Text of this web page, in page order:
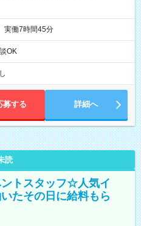
実働7時間45分
OK
募する 詳細へ
読
トスタッフ☆人気イ
たその日に給料もら